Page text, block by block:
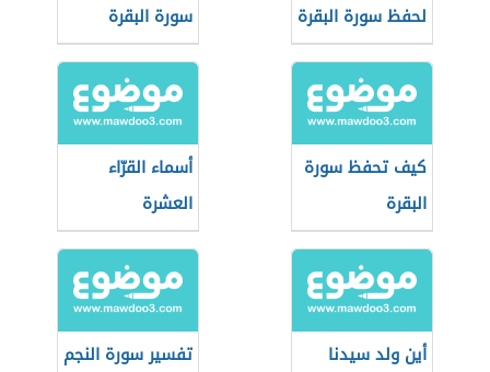
لحفظ سورة البقرة
سورة البقرة
كيف تحفظ سورة
البقرة
أسماء القرّاء
العشرة
أين ولد سيدنا
تفسير سورة النجم